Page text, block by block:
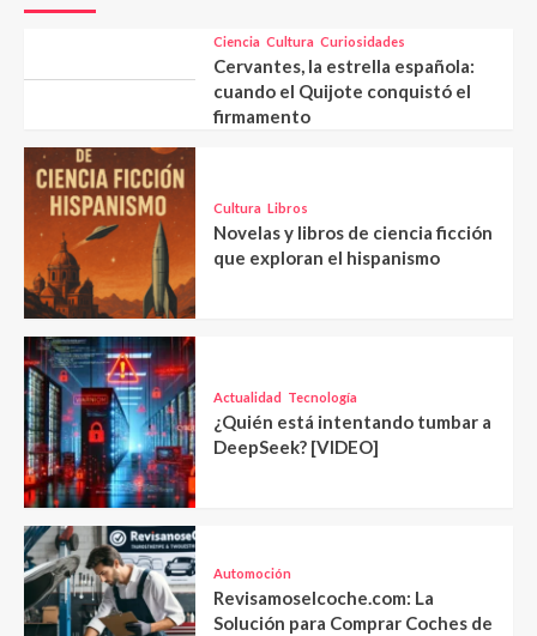
Ciencia Cultura Curiosidades
Cervantes, la estrella española:
cuando el Quijote conquistó el
firmamento
Cultura Libros
Novelas y libros de ciencia ficción
que exploran el hispanismo
Actualidad Tecnología
¿Quién está intentando tumbar a
DeepSeek? [VIDEO]
Automoción
Revisamoselcoche.com: La
Solución para Comprar Coches de